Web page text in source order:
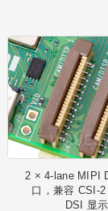
2 × 4-lane MIPI
口，兼容 CSI-
DSI 显